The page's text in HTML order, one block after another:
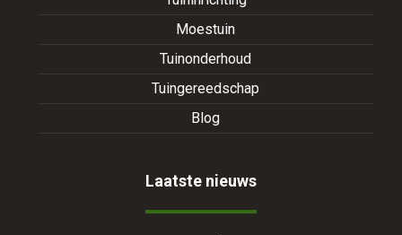
Moestuin
Tuinonderhoud
Tuingereedschap
Blog
Laatste nieuws